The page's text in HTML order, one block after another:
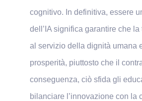
cognitivo. In definitiva, essere
dell’IA significa garantire che
al servizio della dignità umana
prosperità, piuttosto che il
conseguenza, ciò sfida gli
bilanciare l’innovazione con la